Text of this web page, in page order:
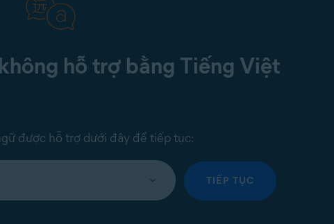
hỗ trợ bằng Tiếng Việt
được hỗ trợ dưới đây để tiếp tục:
TIẾP TỤC